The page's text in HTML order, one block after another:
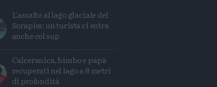
L'assalto al lago glaciale del
Sorapiss: un turista ci entra
anche col sup
Calceranica, bimbo e papà
recuperati nel lago a 8 metri
di profondità